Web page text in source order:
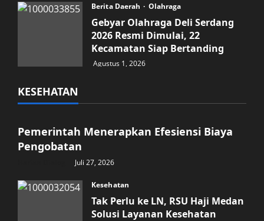
Berita Daerah
Olahraga
Gebyar Olahraga Deli Serdang
2026 Resmi Dimulai, 22
Kecamatan Siap Bertanding
Agustus 1, 2026
KESEHATAN
Kesehatan
Pemerintah Menerapkan Efesiensi Biaya
Pengobatan
Juli 27, 2026
Kesehatan
Tak Perlu ke LN, RSU Haji Medan
Solusi Layanan Kesehatan